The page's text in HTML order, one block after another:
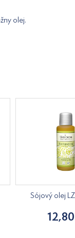
olej.
Sójový olej